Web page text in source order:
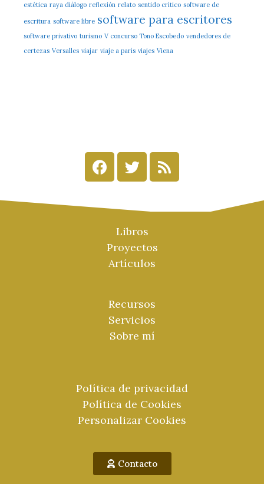
estética raya diálogo reflexión relato sentido crítico software de
escritura software libre software para escritores
software privativo turismo V concurso Tono Escobedo vendedores de
certezas Versalles viajar viaje a parís viajes Viena
Libros
Proyectos
Artículos
Recursos
Servicios
Sobre mí
Política de privacidad
Política de Cookies
Personalizar Cookies
Contacto